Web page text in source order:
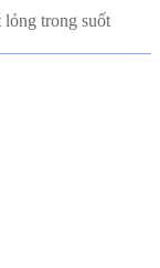
lỏng trong suốt